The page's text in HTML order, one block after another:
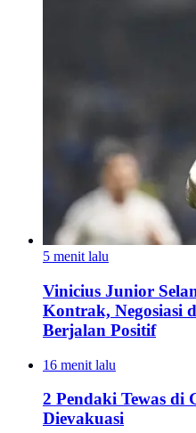
5 menit lalu
Vinicius Junior
Kontrak, Negosiasi
Berjalan Positif
16 menit lalu
2 Pendaki Tewas di
Dievakuasi